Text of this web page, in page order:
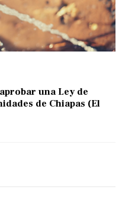
una Ley de
de Chiapas (El